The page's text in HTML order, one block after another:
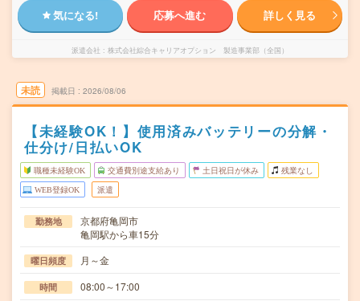
気になる! 応募へ進む 詳しく見る
派遣会社 株式会社綜合キャリアオプション 製造事業部（全国）
未読 掲載日 2026/08/06
【未経験OK！】使用済みバッテリーの分解・
仕分け/日払いOK
職種未経験OK 交通費別途支給あり 土日祝日が休み 残業なし
WEB登録OK 派遣
勤務地
京都府亀岡市
亀岡駅から車15分
曜日頻度 月～金
時間 08:00～17:00